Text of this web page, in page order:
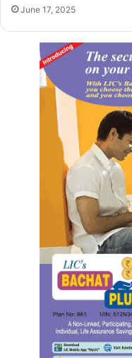
June 17, 2025